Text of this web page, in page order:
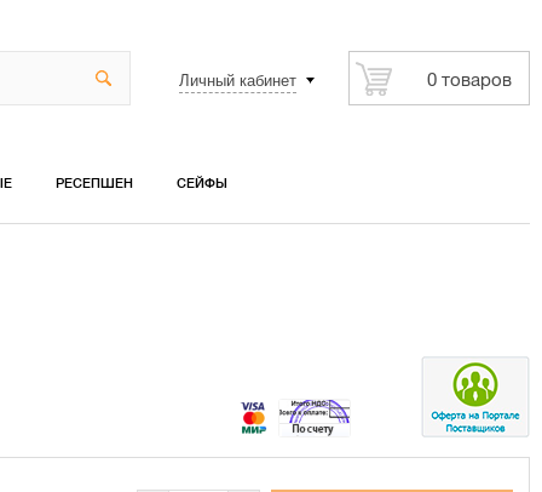
Личный кабинет 0 товаров
РЕСЕПШЕН СЕЙФЫ